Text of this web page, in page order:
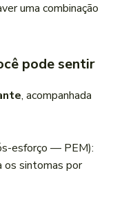
uma combinação
pode sentir
, acompanhada
esforço — PEM):
os sintomas por